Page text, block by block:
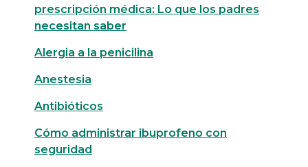
prescripción médica: Lo que los padres
necesitan saber
Alergia a la penicilina
Anestesia
Antibióticos
Cómo administrar ibuprofeno con
seguridad